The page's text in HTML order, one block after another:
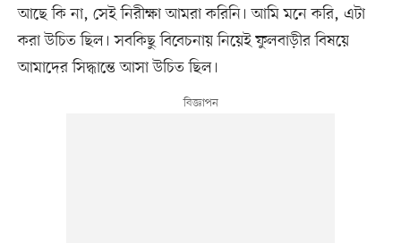
আছে কি না, সেই নিরীক্ষা আমরা করিনি। আমি মনে করি, এটা
করা উচিত ছিল। সবকিছু বিবেচনায় নিয়েই ফুলবাড়ীর বিষয়ে
আমাদের সিদ্ধান্তে আসা উচিত ছিল।